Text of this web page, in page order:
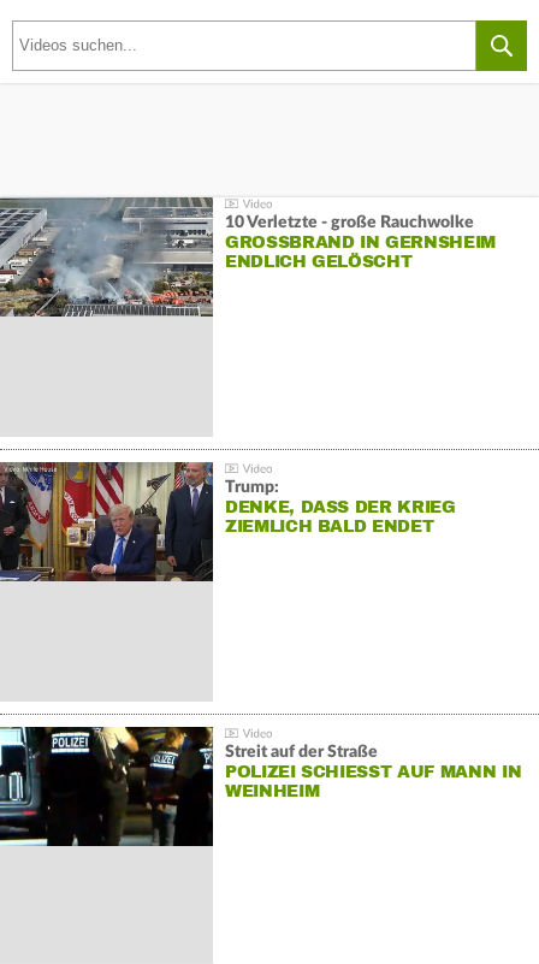
10 Verletzte - große Rauchwolke
GROSSBRAND IN GERNSHEIM E
NDLICH GELÖSCHT
Trump:
DENKE, DASS DER KRIEG
ZIEMLICH BALD ENDET
Streit auf der Straße
POLIZEI SCHIESST AUF MANN IN W
EINHEIM